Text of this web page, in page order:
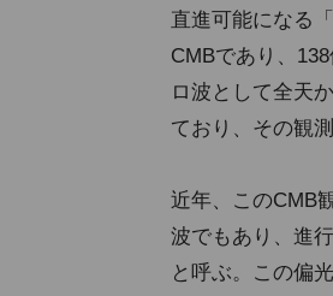
直進可能になる
CMBであり、
ロ波として全天
ており、その観
近年、このCMB
波でもあり、進
と呼ぶ。この偏